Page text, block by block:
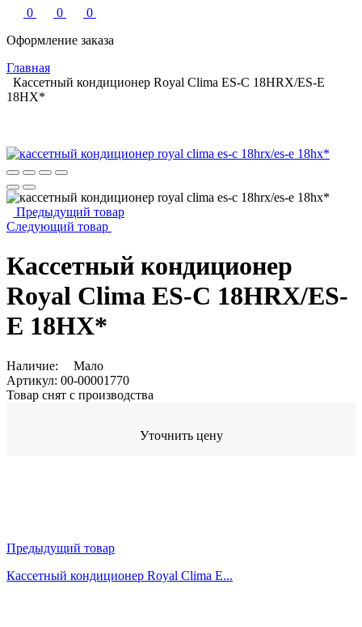
0
0
0
Оформление заказа
Главная
Кассетный кондиционер Royal Clima ES-C 18HRX/ES-E
18HX*
Предыдущий товар
Следующий товар
Кассетный кондиционер
Royal Clima ES-C 18HRX/ES-
E 18HX*
Наличие:
Мало
Артикул: 00-00001770
Товар снят с производства
Уточнить цену
Предыдущий товар
Кассетный кондиционер Royal Clima E...